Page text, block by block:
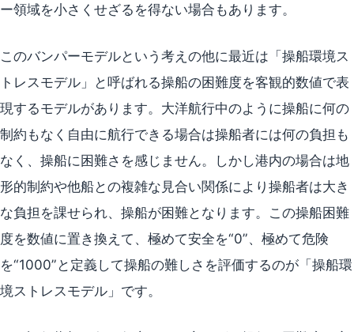
ー領域を小さくせざるを得ない場合もあります。
このバンパーモデルという考えの他に最近は「操船環境ス
トレスモデル」と呼ばれる操船の困難度を客観的数値で表
現するモデルがあります。大洋航行中のように操船に何の
制約もなく自由に航行できる場合は操船者には何の負担も
なく、操船に困難さを感じません。しかし港内の場合は地
形的制約や他船との複雑な見合い関係により操船者は大き
な負担を課せられ、操船が困難となります。この操船困難
度を数値に置き換えて、極めて安全を“0”、極めて危険
を“1000”と定義して操船の難しさを評価するのが「操船環
境ストレスモデル」です。